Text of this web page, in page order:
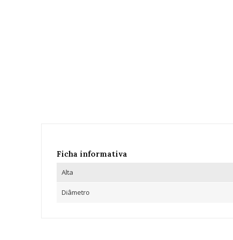
Ficha informativa
Alta
Diâmetro